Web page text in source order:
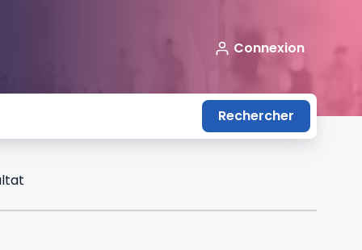
Connexion
Rechercher